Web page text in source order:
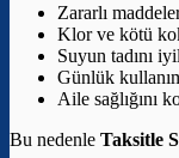
Zararlı
Klor ve kötü
Suyun tadını
Günlük
Aile sağlığını
Bu nedenle Taksitle